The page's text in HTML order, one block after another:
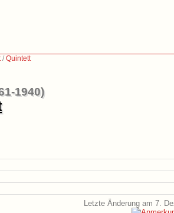
/Quintett
1940)
Letzte Änderung am 7.